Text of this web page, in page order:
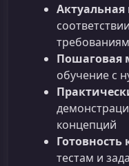
Пошаговая
обучение с
концепций
Готовность
тестам и